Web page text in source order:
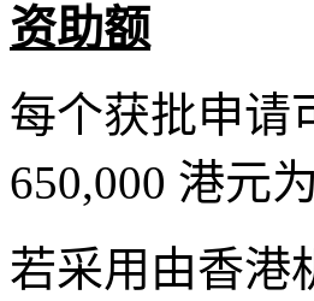
资助额
每个获批申请
650,000 港元
若采用由香港